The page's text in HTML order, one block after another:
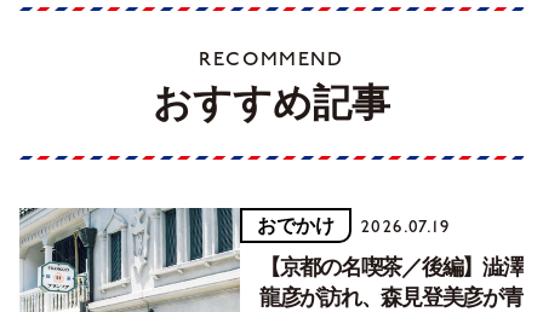
RECOMMEND
おすすめ記事
おでかけ 2026.07.19
【京都の名喫茶／後編】澁澤
龍彦が訪れ、森見登美彦が青